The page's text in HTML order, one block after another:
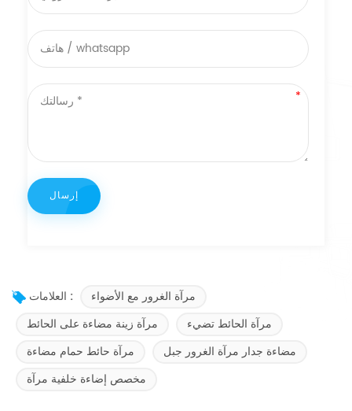
العلامات :
مرآة الغرور مع الأضواء
مرآة زينة مضاءة على الحائط
مرآة الحائط تضيء
مرآة حائط حمام مضاءة
مضاءة جدار مرآة الغرور جبل
مخصص إضاءة خلفية مرآة